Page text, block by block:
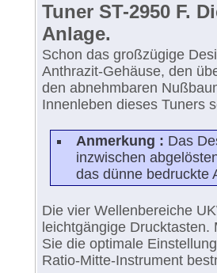
Tuner ST-2950 F.
Anlage.
Schon das großzügige
Anthrazit-Gehäuse, den
den abnehmbaren
Innenleben dieses Tuners
Anmerkung : Das
inzwischen
das dünne bedruckte
Die vier Wellenbereiche
leichtgängige
Sie die optimale
Ratio-Mitte-Instrument